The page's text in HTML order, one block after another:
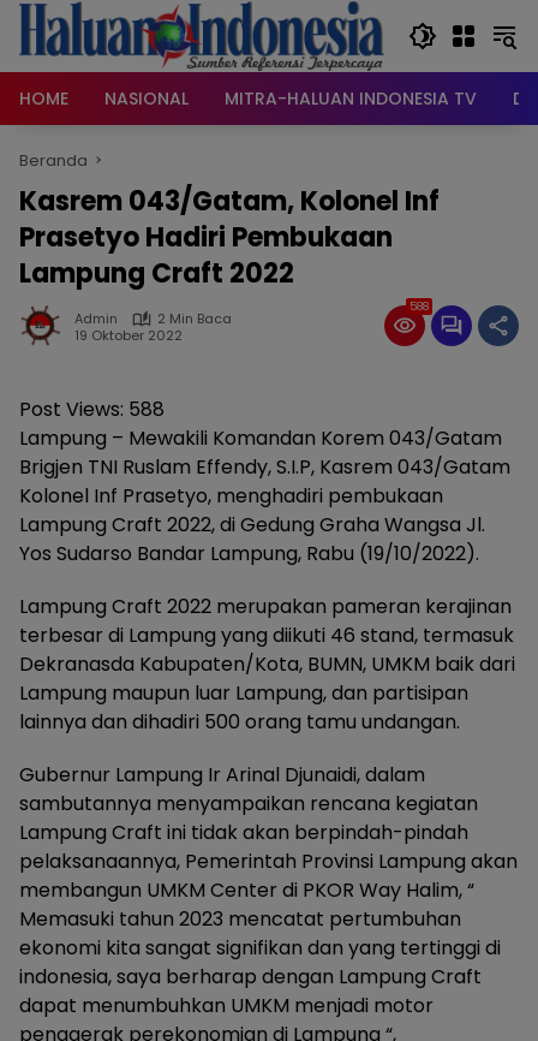
Langsung
konten
HOME
NASIONAL MITRA-HALUAN INDONESIA TV
Beranda
Kasrem 043/Gatam, Kolonel Inf
Prasetyo Hadiri Pembukaan
Lampung Craft 2022
Admin
2 Min Baca
19 Oktober 2022
588
Post Views: 588
Lampung – Mewakili Komandan Korem 043/Gatam
Brigjen TNI Ruslam Effendy, S.I.P, Kasrem 043/Gatam
Kolonel Inf Prasetyo, menghadiri pembukaan
Lampung Craft 2022, di Gedung Graha Wangsa Jl.
Yos Sudarso Bandar Lampung, Rabu (19/10/2022).
Lampung Craft 2022 merupakan pameran kerajinan
terbesar di Lampung yang diikuti 46 stand, termasuk
Dekranasda Kabupaten/Kota, BUMN, UMKM baik dari
Lampung maupun luar Lampung, dan partisipan
lainnya dan dihadiri 500 orang tamu undangan.
Gubernur Lampung Ir Arinal Djunaidi, dalam
sambutannya menyampaikan rencana kegiatan
Lampung Craft ini tidak akan berpindah-pindah
pelaksanaannya, Pemerintah Provinsi Lampung akan
membangun UMKM Center di PKOR Way Halim, “
Memasuki tahun 2023 mencatat pertumbuhan
ekonomi kita sangat signifikan dan yang tertinggi di
indonesia, saya berharap dengan Lampung Craft
dapat menumbuhkan UMKM menjadi motor
penggerak perekonomian di Lampung “,